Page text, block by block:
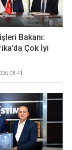
Bakanı:
Çok İyi
08:41